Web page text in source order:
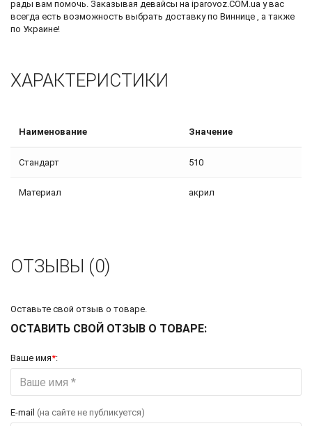
рады вам помочь. Заказывая девайсы на iparovoz.COM.ua у вас
всегда есть возможность выбрать доставку по Виннице , а также
по Украине!
ХАРАКТЕРИСТИКИ
Наименование Значение
Стандарт 510
Материал акрил
ОТЗЫВЫ (0)
Оставьте свой отзыв о товаре.
ОСТАВИТЬ СВОЙ ОТЗЫВ О ТОВАРЕ:
Ваше имя*:
E-mail (на сайте не публикуется)